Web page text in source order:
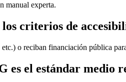
manual experta.
criterios de
o reciban financiación pública
es el estándar